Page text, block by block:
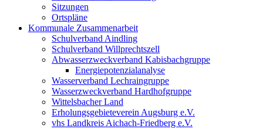
Sitzungen
Ortspläne
Kommunale Zusammenarbeit
Schulverband Aindling
Schulverband Willprechtszell
Abwasserzweckverband Kabisbachgruppe
Energiepotenzialanalyse
Wasserverband Lechraingruppe
Wasserzweckverband Hardhofgruppe
Wittelsbacher Land
Erholungsgebieteverein Augsburg e.V.
vhs Landkreis Aichach-Friedberg e.V.